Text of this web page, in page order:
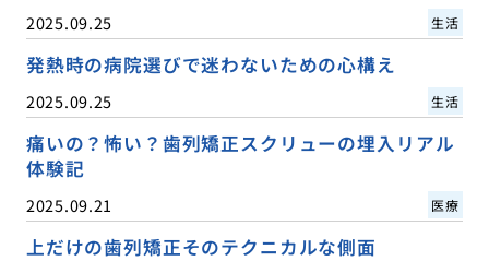
2025.09.25 生活
発熱時の病院選びで迷わないための心構え
2025.09.25 生活
痛いの？怖い？歯列矯正スクリューの埋入リアル
体験記
2025.09.21 医療
上だけの歯列矯正そのテクニカルな側面